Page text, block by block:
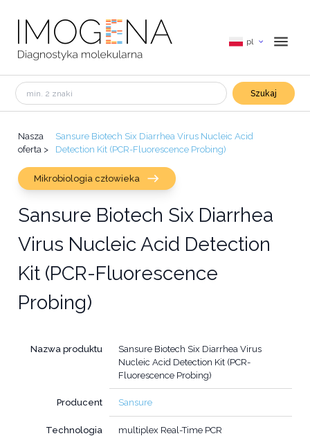
pl
Szukaj
Nasza
oferta >
Sansure Biotech Six Diarrhea Virus Nucleic Acid
Detection Kit (PCR-Fluorescence Probing)
Mikrobiologia człowieka
Sansure Biotech Six Diarrhea
Virus Nucleic Acid Detection
Kit (PCR-Fluorescence
Probing)
Nazwa produktu
Sansure Biotech Six Diarrhea Virus
Nucleic Acid Detection Kit (PCR-
Fluorescence Probing)
Producent Sansure
Technologia multiplex Real-Time PCR